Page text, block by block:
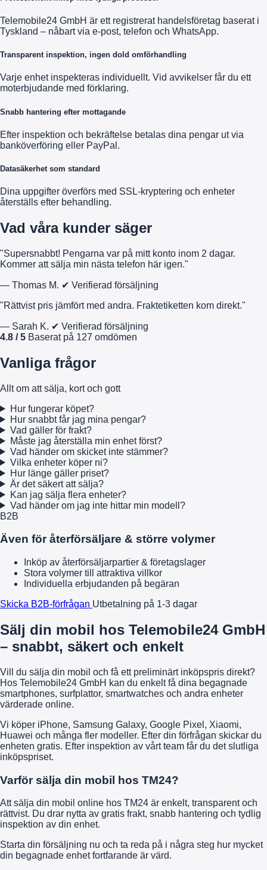
Telemobile24 GmbH är ett registrerat handelsföretag baserat i
Tyskland – nåbart via e-post, telefon och WhatsApp.
Transparent inspektion, ingen dold omförhandling
Varje enhet inspekteras individuellt. Vid avvikelser får du ett
moterbjudande med förklaring.
Snabb hantering efter mottagande
Efter inspektion och bekräftelse betalas dina pengar ut via
banköverföring eller PayPal.
Datasäkerhet som standard
Dina uppgifter överförs med SSL-kryptering och enheter
återställs efter behandling.
Vad våra kunder säger
"Supersnabbt! Pengarna var på mitt konto inom 2 dagar.
Kommer att sälja min nästa telefon här igen."
— Thomas M. ✔ Verifierad försäljning
"Rättvist pris jämfört med andra. Fraktetiketten kom direkt."
— Sarah K. ✔ Verifierad försäljning
4.8 / 5 Baserat på 127 omdömen
Vanliga frågor
Allt om att sälja, kort och gott
Hur fungerar köpet?
Hur snabbt får jag mina pengar?
Vad gäller för frakt?
Måste jag återställa min enhet först?
Vad händer om skicket inte stämmer?
Vilka enheter köper ni?
Hur länge gäller priset?
Är det säkert att sälja?
Kan jag sälja flera enheter?
Vad händer om jag inte hittar min modell?
B2B
Även för återförsäljare & större volymer
Inköp av återförsäljarpartier & företagslager
Stora volymer till attraktiva villkor
Individuella erbjudanden på begäran
Skicka B2B-förfrågan Utbetalning på 1-3 dagar
Sälj din mobil hos Telemobile24 GmbH
– snabbt, säkert och enkelt
Vill du sälja din mobil och få ett preliminärt inköpspris direkt?
Hos Telemobile24 GmbH kan du enkelt få dina begagnade
smartphones, surfplattor, smartwatches och andra enheter
värderade online.
Vi köper iPhone, Samsung Galaxy, Google Pixel, Xiaomi,
Huawei och många fler modeller. Efter din förfrågan skickar du
enheten gratis. Efter inspektion av vårt team får du det slutliga
inköpspriset.
Varför sälja din mobil hos TM24?
Att sälja din mobil online hos TM24 är enkelt, transparent och
rättvist. Du drar nytta av gratis frakt, snabb hantering och tydlig
inspektion av din enhet.
Starta din försäljning nu och ta reda på i några steg hur mycket
din begagnade enhet fortfarande är värd.